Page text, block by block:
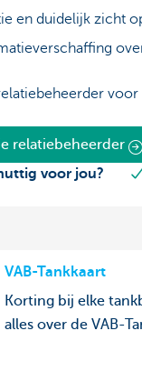
en duidelijk zicht
relatiebeheerder
voor jou?
VAB-Tankkaart
Korting bij elke
alles over de VAB-